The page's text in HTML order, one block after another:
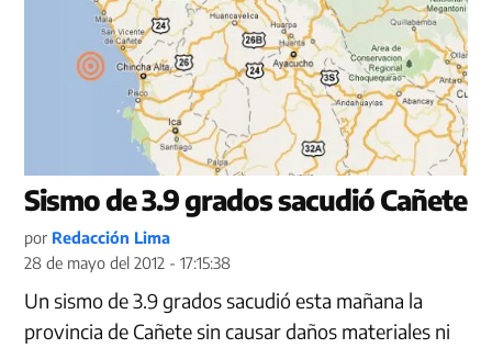
Sismo de 3.9 grados sacudió Cañete
por Redacción Lima
28 de mayo del 2012 - 17:15:38
Un sismo de 3.9 grados sacudió esta mañana la
provincia de Cañete sin causar daños materiales ni